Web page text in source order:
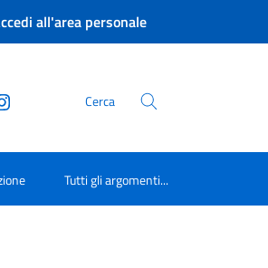
all'area personale
Cerca
Tutti gli argomenti...